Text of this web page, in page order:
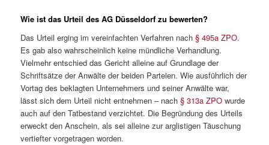
Wie ist das Urteil des AG Düsseldorf zu bewerten?
Das Urteil erging im vereinfachten Verfahren nach§ 495a ZPO.
Es gab also wahrscheinlich keine mündliche Verhandlung.
Vielmehr entschied das Gericht alleine auf Grundlage der
Schriftsätze der Anwälte der beiden Parteien. Wie ausführlich der
Vortag des beklagten Unternehmers und seiner Anwälte war,
lässt sich dem Urteil nicht entnehmen – nach§ 313a ZPO wurde
auch auf den Tatbestand verzichtet. Die Begründung des Urteils
erweckt den Anschein, als sei alleine zur arglistigen Täuschung
vertiefter vorgetragen worden.